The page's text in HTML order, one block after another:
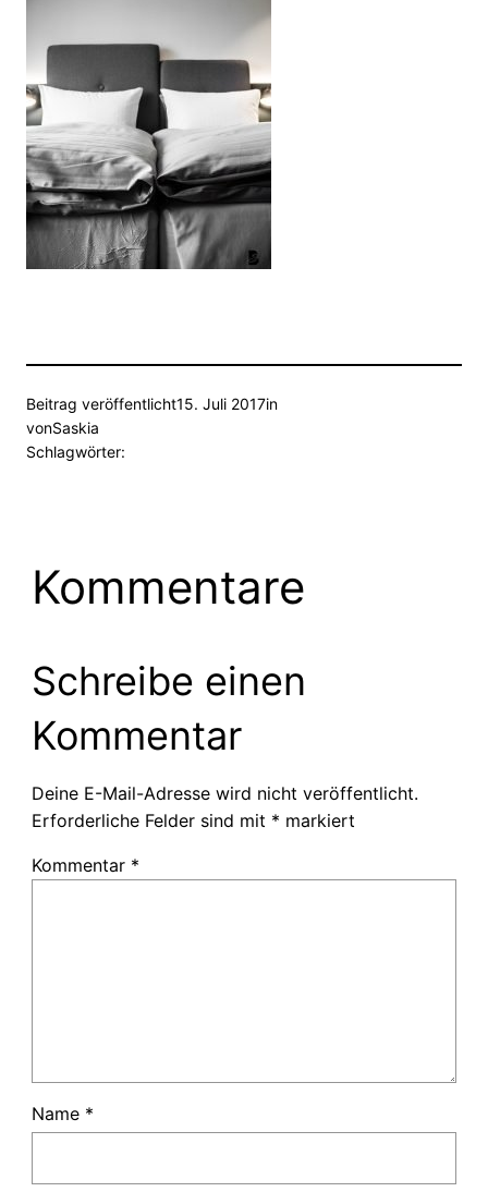
Beitrag veröffentlicht15. Juli 2017in
vonSaskia
Schlagwörter:
Kommentare
Schreibe einen
Kommentar
Deine E-Mail-Adresse wird nicht veröffentlicht.
Erforderliche Felder sind mit * markiert
Kommentar *
Name *